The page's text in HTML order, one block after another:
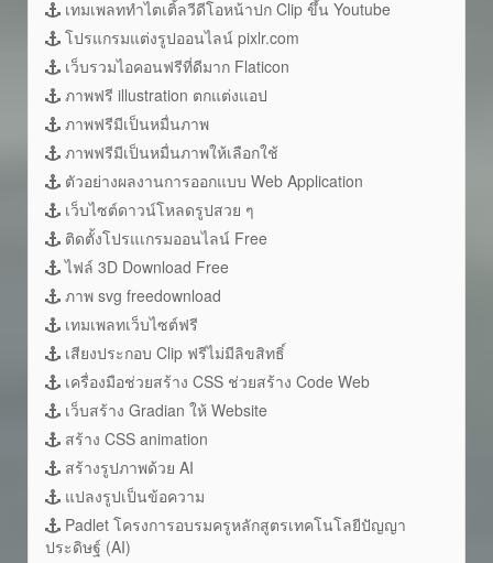
เทมเพลททำไตเติ้ลวีดีโอหน้าปก Clip ขึ้น Youtube
โปรแกรมแต่งรูปออนไลน์ pixlr.com
เว็บรวมไอคอนฟรีที่ดีมาก Flaticon
ภาพฟรี illustration ตกแต่งแอป
ภาพฟรีมีเป็นหมื่นภาพ
ภาพฟรีมีเป็นหมื่นภาพให้เลือกใช้
ตัวอย่างผลงานการออกแบบ Web Application
เว็บไซต์ดาวน์โหลดรูปสวย ๆ
ติดตั้งโปรแเกรมออนไลน์ Free
ไฟล์ 3D Download Free
ภาพ svg freedownload
เทมเพลทเว็บไซต์ฟรี
เสียงประกอบ Clip ฟรีไม่มีลิขสิทธิ์
เครื่องมือช่วยสร้าง CSS ช่วยสร้าง Code Web
เว็บสร้าง Gradian ให้ Website
สร้าง CSS animation
สร้างรูปภาพด้วย AI
แปลงรูปเป็นข้อความ
Padlet โครงการอบรมครูหลักสูตรเทคโนโลยีปัญญา
ประดิษฐ์ (AI)